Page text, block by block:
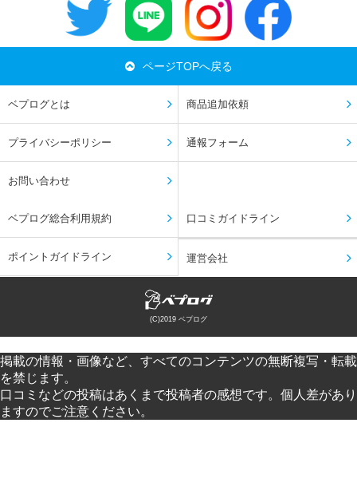
ページTOPへ戻る
ベプログとは 商品追加依頼
プライバシーポリシー 通報フォーム
お問い合わせ
ベプログ総合利用規約 口コミガイドライン
ポイントガイドライン 運営会社
(C)2019 ベプログ
掲載の情報・画像など、すべてのコンテンツの無断複写・転載
を禁じます。
口コミなどの投稿はあくまで投稿者の感想です。個人差があり
ますのでご注意ください。